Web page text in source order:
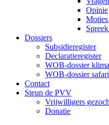
Opinie
Moties
Dossiers
Subsidieregister
Declaratieregister
WOB-dossier
WOB-dossier
Contact
Steun de PVV
Vrijwilligers
Donatie